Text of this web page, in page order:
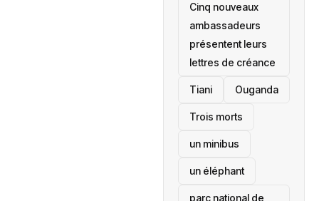
Cinq nouveaux
ambassadeurs
présentent leurs
lettres de créance
Tiani ‎Ouganda
Trois morts
un minibus
un éléphant
parc national de